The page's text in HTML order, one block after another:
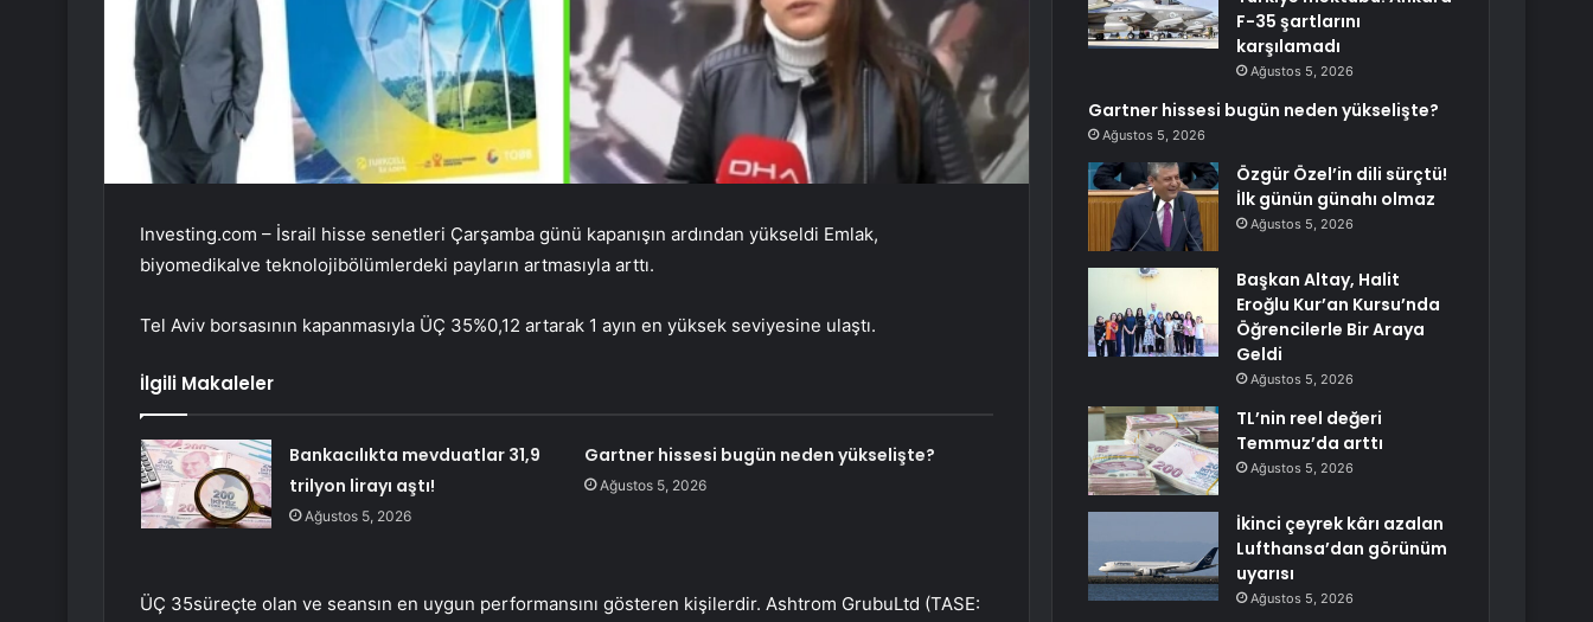
Investing.com – İsrail hisse senetleri Çarşamba günü kapanışın ardından yükseldi Emlak,
biyomedikalve teknolojibölümlerdeki payların artmasıyla arttı.
Tel Aviv borsasının kapanmasıyla ÜÇ 35%0,12 artarak 1 ayın en yüksek seviyesine ulaştı.
İlgili Makaleler
Bankacılıkta mevduatlar 31,9
trilyon lirayı aştı!
Ağustos 5, 2026
Gartner hissesi bugün neden yükselişte?
Ağustos 5, 2026
ÜÇ 35süreçte olan ve seansın en uygun performansını gösteren kişilerdir. Ashtrom GrubuLtd (TASE:
F-35 şartlarını
karşılamadı
Ağustos 5, 2026
Gartner hissesi bugün neden yükselişte?
Ağustos 5, 2026
Özgür Özel’in dili sürçtü!
İlk günün günahı olmaz
Ağustos 5, 2026
Başkan Altay, Halit
Eroğlu Kur’an Kursu’nda
Öğrencilerle Bir Araya
Geldi
Ağustos 5, 2026
TL’nin reel değeri
Temmuz’da arttı
Ağustos 5, 2026
İkinci çeyrek kârı azalan
Lufthansa’dan görünüm
uyarısı
Ağustos 5, 2026